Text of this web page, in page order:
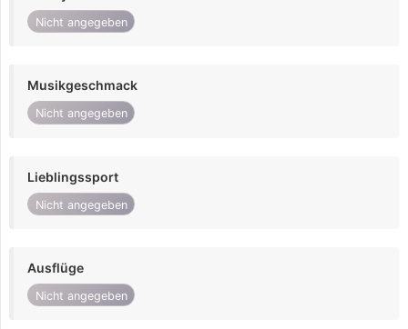
Nicht angegeben
Musikgeschmack
Nicht angegeben
Lieblingssport
Nicht angegeben
Ausflüge
Nicht angegeben